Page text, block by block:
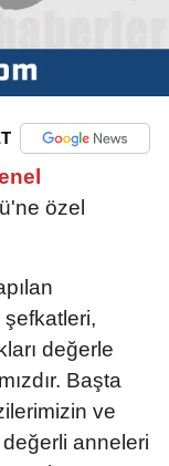
özel
şefkatleri,
değerle
Başta
ve
değerli anneleri